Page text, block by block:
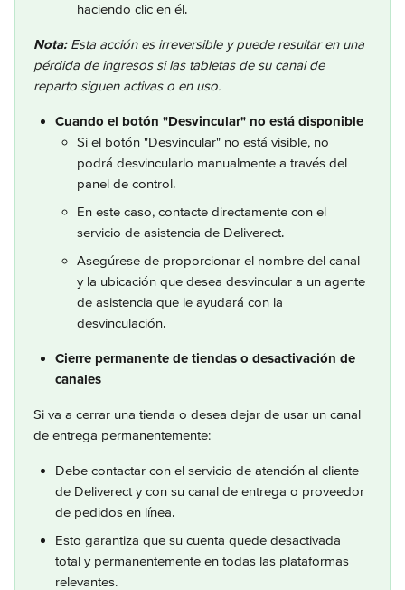
haciendo clic en él.
Nota: Esta acción es irreversible y puede resultar en una
pérdida de ingresos si las tabletas de su canal de
reparto siguen activas o en uso.
Cuando el botón "Desvincular" no está disponible
Si el botón "Desvincular" no está visible, no
podrá desvincularlo manualmente a través del
panel de control.
En este caso, contacte directamente con el
servicio de asistencia de Deliverect.
Asegúrese de proporcionar el nombre del canal
y la ubicación que desea desvincular a un agente
de asistencia que le ayudará con la
desvinculación.
Cierre permanente de tiendas o desactivación de
canales
Si va a cerrar una tienda o desea dejar de usar un canal
de entrega permanentemente:
Debe contactar con el servicio de atención al cliente
de Deliverect y con su canal de entrega o proveedor
de pedidos en línea.
Esto garantiza que su cuenta quede desactivada
total y permanentemente en todas las plataformas
relevantes.